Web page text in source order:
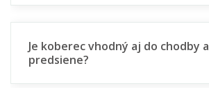
Je koberec vhodný aj do chodby
predsiene?